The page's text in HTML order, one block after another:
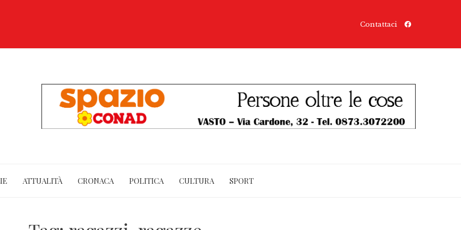
Contattaci
ATTUALITÀ CRONACA POLITICA CULTURA SPORT